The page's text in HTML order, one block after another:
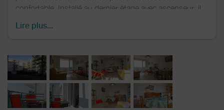
confortable. Installé au dernier étage avec ascenseur, il
balcon exposé sud-ouest, deux chambres, une cuisine
Son emplacement constitue l'un de ses plus grands
atouts. En moins de dix minutes, rejoindre à pied la
plage, les commerces, le marché, les restaurants, le port
ou les pistes cyclables. Une situation idéale pour vivre
Lire plus...